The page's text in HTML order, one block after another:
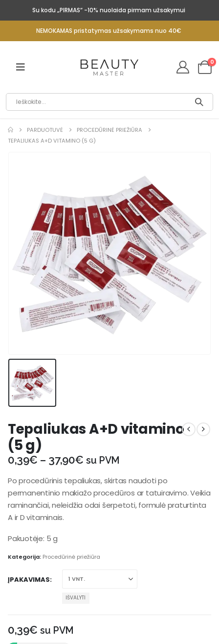
Su kodu „PIRMAS“ -10% nuolaida pirmam užsakymui
NEMOKAMAS pristatymas užsakymams nuo 40€
0
PARDUOTUVĖ
PROCEDŪRINĖ PRIEŽIŪRA
TEPALIUKAS A+D VITAMINO (5 G)
Tepaliukas A+D vitamino
(5 g)
0,39€ – 37,90€ su PVM
Po procedūrinis tepaliukas, skirtas naudoti po
permanentinio makiažo procedūros ar tatuiravimo. Veikia
raminančiai, neleidžia odai šerpetoti, formulė praturtinta
A ir D vitaminais.
Pakuotėje: 5 g
Kategorija: Procedūrinė priežiūra
ĮPAKAVIMAS
IŠVALYTI
0,39€ su PVM